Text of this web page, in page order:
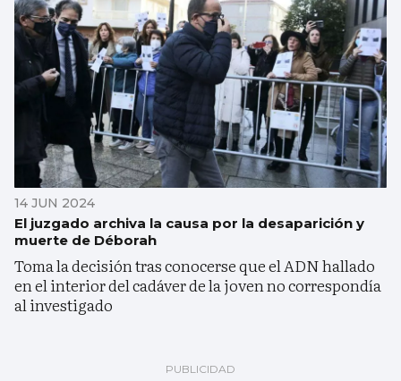
14 JUN 2024
El juzgado archiva la causa por la desaparición y
muerte de Déborah
Toma la decisión tras conocerse que el ADN hallado
en el interior del cadáver de la joven no correspondía
al investigado